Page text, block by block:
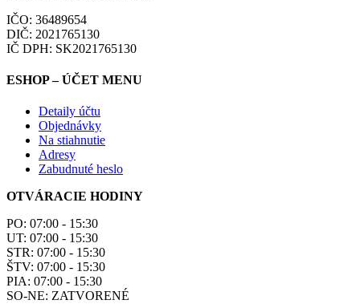
IČO: 36489654
DIČ: 2021765130
IČ DPH: SK2021765130
ESHOP – ÚČET MENU
Detaily účtu
Objednávky
Na stiahnutie
Adresy
Zabudnuté heslo
OTVÁRACIE HODINY
PO: 07:00 - 15:30
UT: 07:00 - 15:30
STR: 07:00 - 15:30
ŠTV: 07:00 - 15:30
PIA: 07:00 - 15:30
SO-NE: ZATVORENÉ